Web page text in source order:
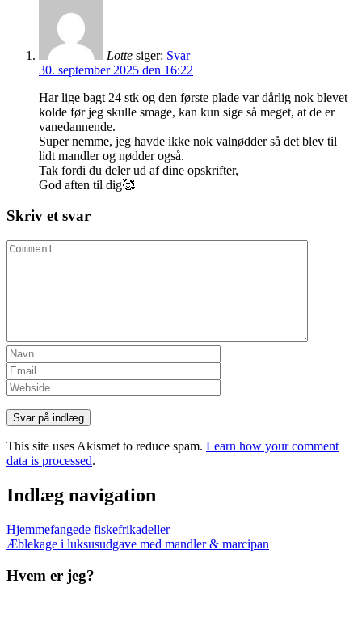
Lotte siger: Svar
30. september 2025 den 16:22
Har lige bagt 24 stk og den første plade var dårlig nok blevet
kolde før jeg skulle smage, kan kun sige så meget, at de er
vanedannende.
Super nemme, jeg havde ikke nok valnødder så det blev til
lidt mandler og nødder også.
Tak fordi du deler ud af dine opskrifter,
God aften til dig🥰
Skriv et svar
This site uses Akismet to reduce spam. Learn how your comment
data is processed.
Indlæg navigation
Hjemmefangede fiskefrikadeller
Æblekage i luksusudgave med mandler & marcipan
Hvem er jeg?